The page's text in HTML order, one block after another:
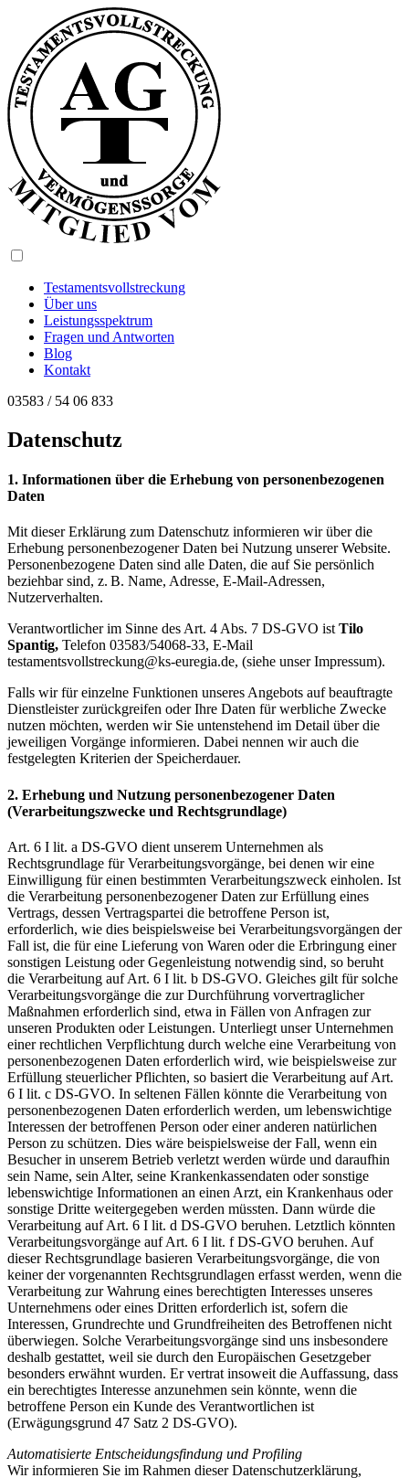
Testamentsvollstreckung
Über uns
Leistungsspektrum
Fragen und Antworten
Blog
Kontakt
03583 / 54 06 833
Datenschutz
1. Informationen über die Erhebung von personenbezogenen
Daten
Mit dieser Erklärung zum Datenschutz informieren wir über die
Erhebung personenbezogener Daten bei Nutzung unserer Website.
Personenbezogene Daten sind alle Daten, die auf Sie persönlich
beziehbar sind, z. B. Name, Adresse, E-Mail-Adressen,
Nutzerverhalten.
Verantwortlicher im Sinne des Art. 4 Abs. 7 DS-GVO istTilo
Spantig, Telefon 03583/54068-33, E-Mail
testamentsvollstreckung@ks-euregia.de, (siehe unser Impressum).
Falls wir für einzelne Funktionen unseres Angebots auf beauftragte
Dienstleister zurückgreifen oder Ihre Daten für werbliche Zwecke
nutzen möchten, werden wir Sie untenstehend im Detail über die
jeweiligen Vorgänge informieren. Dabei nennen wir auch die
festgelegten Kriterien der Speicherdauer.
2. Erhebung und Nutzung personenbezogener Daten
(Verarbeitungszwecke und Rechtsgrundlage)
Art. 6 I lit. a DS-GVO dient unserem Unternehmen als
Rechtsgrundlage für Verarbeitungsvorgänge, bei denen wir eine
Einwilligung für einen bestimmten Verarbeitungszweck einholen. Ist
die Verarbeitung personenbezogener Daten zur Erfüllung eines
Vertrags, dessen Vertragspartei die betroffene Person ist,
erforderlich, wie dies beispielsweise bei Verarbeitungsvorgängen der
Fall ist, die für eine Lieferung von Waren oder die Erbringung einer
sonstigen Leistung oder Gegenleistung notwendig sind, so beruht
die Verarbeitung auf Art. 6 I lit. b DS-GVO. Gleiches gilt für solche
Verarbeitungsvorgänge die zur Durchführung vorvertraglicher
Maßnahmen erforderlich sind, etwa in Fällen von Anfragen zur
unseren Produkten oder Leistungen. Unterliegt unser Unternehmen
einer rechtlichen Verpflichtung durch welche eine Verarbeitung von
personenbezogenen Daten erforderlich wird, wie beispielsweise zur
Erfüllung steuerlicher Pflichten, so basiert die Verarbeitung auf Art.
6 I lit. c DS-GVO. In seltenen Fällen könnte die Verarbeitung von
personenbezogenen Daten erforderlich werden, um lebenswichtige
Interessen der betroffenen Person oder einer anderen natürlichen
Person zu schützen. Dies wäre beispielsweise der Fall, wenn ein
Besucher in unserem Betrieb verletzt werden würde und daraufhin
sein Name, sein Alter, seine Krankenkassendaten oder sonstige
lebenswichtige Informationen an einen Arzt, ein Krankenhaus oder
sonstige Dritte weitergegeben werden müssten. Dann würde die
Verarbeitung auf Art. 6 I lit. d DS-GVO beruhen. Letztlich könnten
Verarbeitungsvorgänge auf Art. 6 I lit. f DS-GVO beruhen. Auf
dieser Rechtsgrundlage basieren Verarbeitungsvorgänge, die von
keiner der vorgenannten Rechtsgrundlagen erfasst werden, wenn die
Verarbeitung zur Wahrung eines berechtigten Interesses unseres
Unternehmens oder eines Dritten erforderlich ist, sofern die
Interessen, Grundrechte und Grundfreiheiten des Betroffenen nicht
überwiegen. Solche Verarbeitungsvorgänge sind uns insbesondere
deshalb gestattet, weil sie durch den Europäischen Gesetzgeber
besonders erwähnt wurden. Er vertrat insoweit die Auffassung, dass
ein berechtigtes Interesse anzunehmen sein könnte, wenn die
betroffene Person ein Kunde des Verantwortlichen ist
(Erwägungsgrund 47 Satz 2 DS-GVO).
Automatisierte Entscheidungsfindung und Profiling
Wir informieren Sie im Rahmen dieser Datenschutzerklärung,